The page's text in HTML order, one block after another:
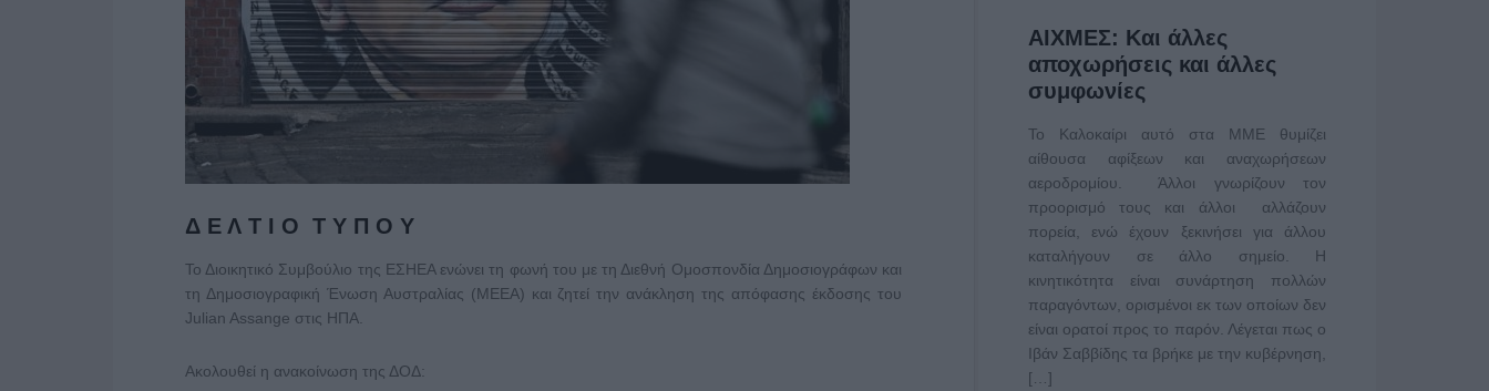
Δ Ε Λ Τ Ι Ο Τ Υ Π Ο Υ
Το Διοικητικό Συμβούλιο της ΕΣΗΕΑ ενώνει τη φωνή του με τη Διεθνή Ομοσπονδία Δημοσιογράφων και
τη Δημοσιογραφική Ένωση Αυστραλίας (ΜΕΕΑ) και ζητεί την ανάκληση της απόφασης έκδοσης του
Julian Assange στις ΗΠΑ.
Ακολουθεί η ανακοίνωση της ΔΟΔ:
ΑΙΧΜΕΣ: Και άλλες
αποχωρήσεις και άλλες
συμφωνίες
Το Καλοκαίρι αυτό στα ΜΜΕ θυμίζει
αίθουσα αφίξεων και αναχωρήσεων
αεροδρομίου. Άλλοι γνωρίζουν τον
προορισμό τους και άλλοι αλλάζουν
πορεία, ενώ έχουν ξεκινήσει για άλλου
καταλήγουν σε άλλο σημείο. Η
κινητικότητα είναι συνάρτηση πολλών
παραγόντων, ορισμένοι εκ των οποίων δεν
είναι ορατοί προς το παρόν. Λέγεται πως ο
Ιβάν Σαββίδης τα βρήκε με την κυβέρνηση,
[…]